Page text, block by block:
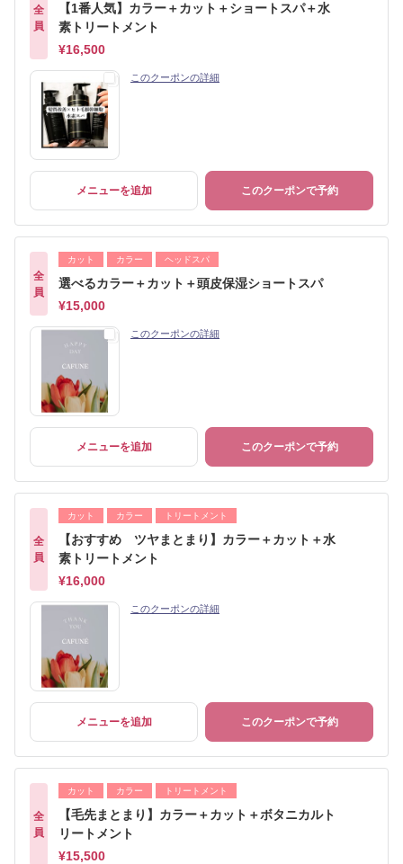
全
員
【1番人気】カラー＋カット＋ショートスパ＋水
素トリートメント
¥16,500
このクーポンの詳細
メニューを追加 このクーポンで予約
全
員
カット カラー ヘッドスパ
選べるカラー＋カット＋頭皮保湿ショートスパ
¥15,000
このクーポンの詳細
メニューを追加 このクーポンで予約
全
員
カット カラー トリートメント
【おすすめ ツヤまとまり】カラー＋カット＋水
素トリートメント
¥16,000
このクーポンの詳細
メニューを追加 このクーポンで予約
全
員
カット カラー トリートメント
【毛先まとまり】カラー＋カット＋ボタニカルト
リートメント
¥15,500